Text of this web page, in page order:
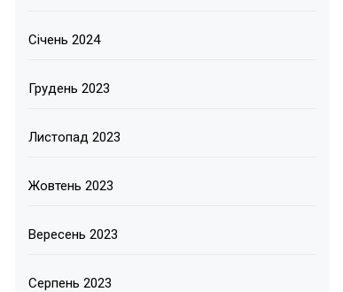
Січень 2024
Грудень 2023
Листопад 2023
Жовтень 2023
Вересень 2023
Серпень 2023